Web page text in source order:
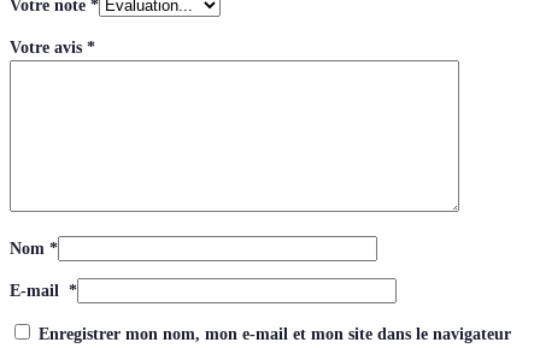
Votre note *
Votre avis *
Nom *
E-mail *
Enregistrer mon nom, mon e-mail et mon site dans le navigateur